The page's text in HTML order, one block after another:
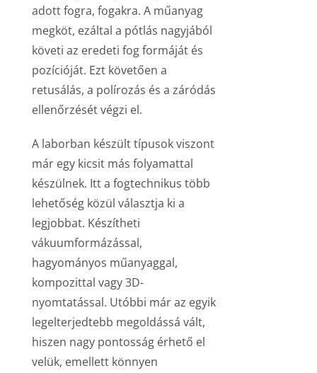
adott fogra, fogakra. A műanyag
megköt, ezáltal a pótlás nagyjából
követi az eredeti fog formáját és
pozícióját. Ezt követően a
retusálás, a polírozás és a záródás
ellenőrzését végzi el.
A laborban készült típusok viszont
már egy kicsit más folyamattal
készülnek. Itt a fogtechnikus több
lehetőség közül választja ki a
legjobbat. Készítheti
vákuumformázással,
hagyományos műanyaggal,
kompozittal vagy 3D-
nyomtatással. Utóbbi már az egyik
legelterjedtebb megoldássá vált,
hiszen nagy pontosság érhető el
velük, emellett könnyen